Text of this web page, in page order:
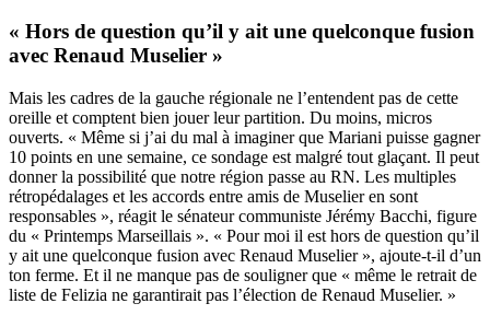
« Hors de question qu’il y ait une quelconque fusion
avec Renaud Muselier »
Mais les cadres de la gauche régionale ne l’entendent pas de cette
oreille et comptent bien jouer leur partition. Du moins, micros
ouverts. « Même si j’ai du mal à imaginer que Mariani puisse gagner
10 points en une semaine, ce sondage est malgré tout glaçant. Il peut
donner la possibilité que notre région passe au RN. Les multiples
rétropédalages et les accords entre amis de Muselier en sont
responsables », réagit le sénateur communiste Jérémy Bacchi, figure
du « Printemps Marseillais ». « Pour moi il est hors de question qu’il
y ait une quelconque fusion avec Renaud Muselier », ajoute-t-il d’un
ton ferme. Et il ne manque pas de souligner que « même le retrait de
liste de Felizia ne garantirait pas l’élection de Renaud Muselier. »